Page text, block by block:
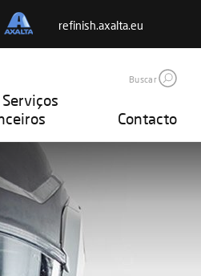
refinish.axalta.eu
Buscar
Contacto